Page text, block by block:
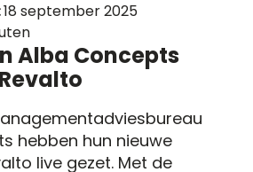
18 september 2025
Alba Concepts
hebben hun nieuwe
live gezet. Met de